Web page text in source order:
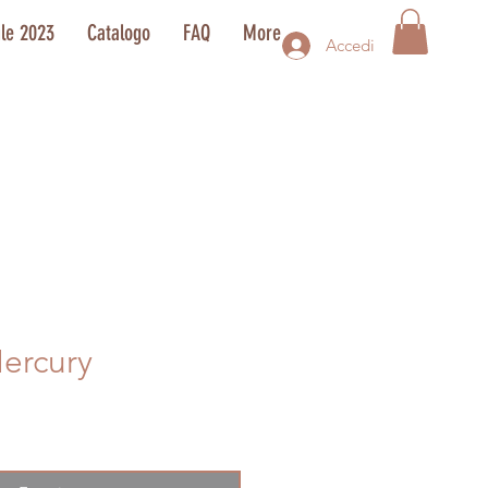
Accedi
2023 Catalogo FAQ More